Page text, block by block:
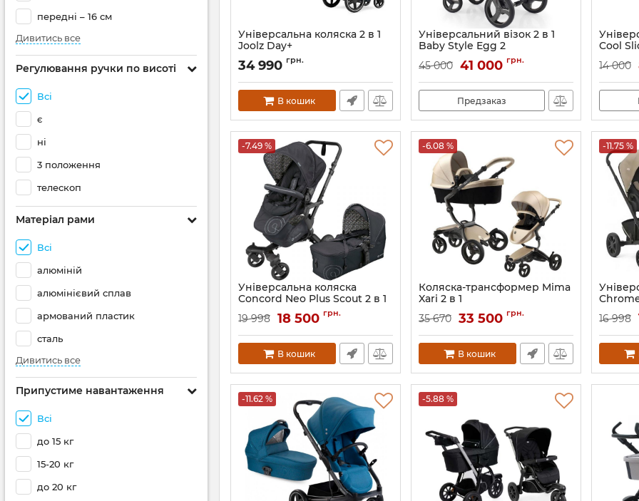
передні – 16 см
Дивитись все
Регулювання ручки по висоті
Всі
є
ні
3 положення
телескоп
Матеріал рами
Всі
алюміній
алюмінієвий сплав
армований пластик
сталь
Дивитись все
Припустиме навантаження
Всі
до 15 кг
15-20 кг
до 20 кг
Універсальна коляска 2 в 1
Joolz Day+
Артикул:530005
34 990 грн.
В кошик
Універсальний візок 2 в 1
Baby Style Egg 2
45 000 41 000 грн.
Предзаказ
Cool
14 000
-7.49 %
Універсальна коляска
Concord Neo Plus Scout 2 в 1
Артикул: NESC0983
19 998 18 500 грн.
В кошик
-6.08 %
Коляска-трансформер Mima
Xari 2 в 1
Артикул: AS122999/A116-06
35 670 33 500 грн.
В кошик
-11.75 %
Артикул:
16 998
-11.62 % -5.88 %